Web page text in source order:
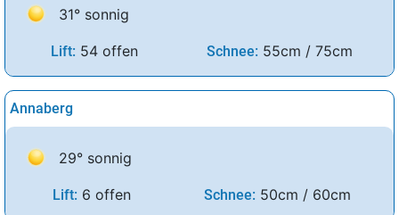
31° sonnig
Lift: 54 offen Schnee: 55cm / 75cm
Annaberg
29° sonnig
Lift: 6 offen Schnee: 50cm / 60cm